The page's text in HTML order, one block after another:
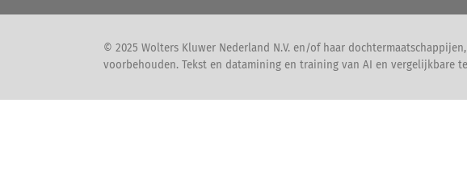
© 2025 Wolters Kluwer Nederland N.V. en/of haar
voorbehouden. Tekst en datamining en training van AI en vergelijkbare